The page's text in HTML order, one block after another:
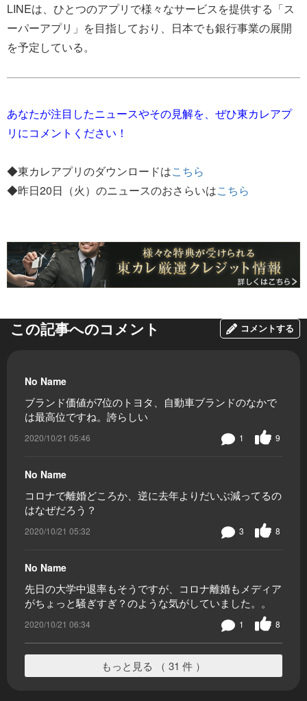
LINEは、ひとつのアプリで様々なサービスを提供する「ス
ーパーアプリ」を目指しており、日本でも銀行事業の展開
を予定している。
あなたが注目したニュースやその見解を、ぜひ東カレアプ
リにコメントください！
◆東カレアプリのダウンロードはこちら
◆昨日20日（火）のニュースのおさらいはこちら
この記事へのコメント コメントする
No Name
ブランド価値が7位のトヨタ、自動車ブランドのなかで
は最高位ですね。誇らしい
2020/10/21 05:46 9
1
No Name
コロナで離婚どころか、逆に去年よりだいぶ減ってるの
はなぜだろう？
2020/10/21 05:32 8
3
No Name
先日の大学中退率もそうですが、コロナ離婚もメディア
がちょっと騒ぎすぎ？のような気がしていました。。
2020/10/21 06:34 8
1
もっと見る （ 31 件 ）